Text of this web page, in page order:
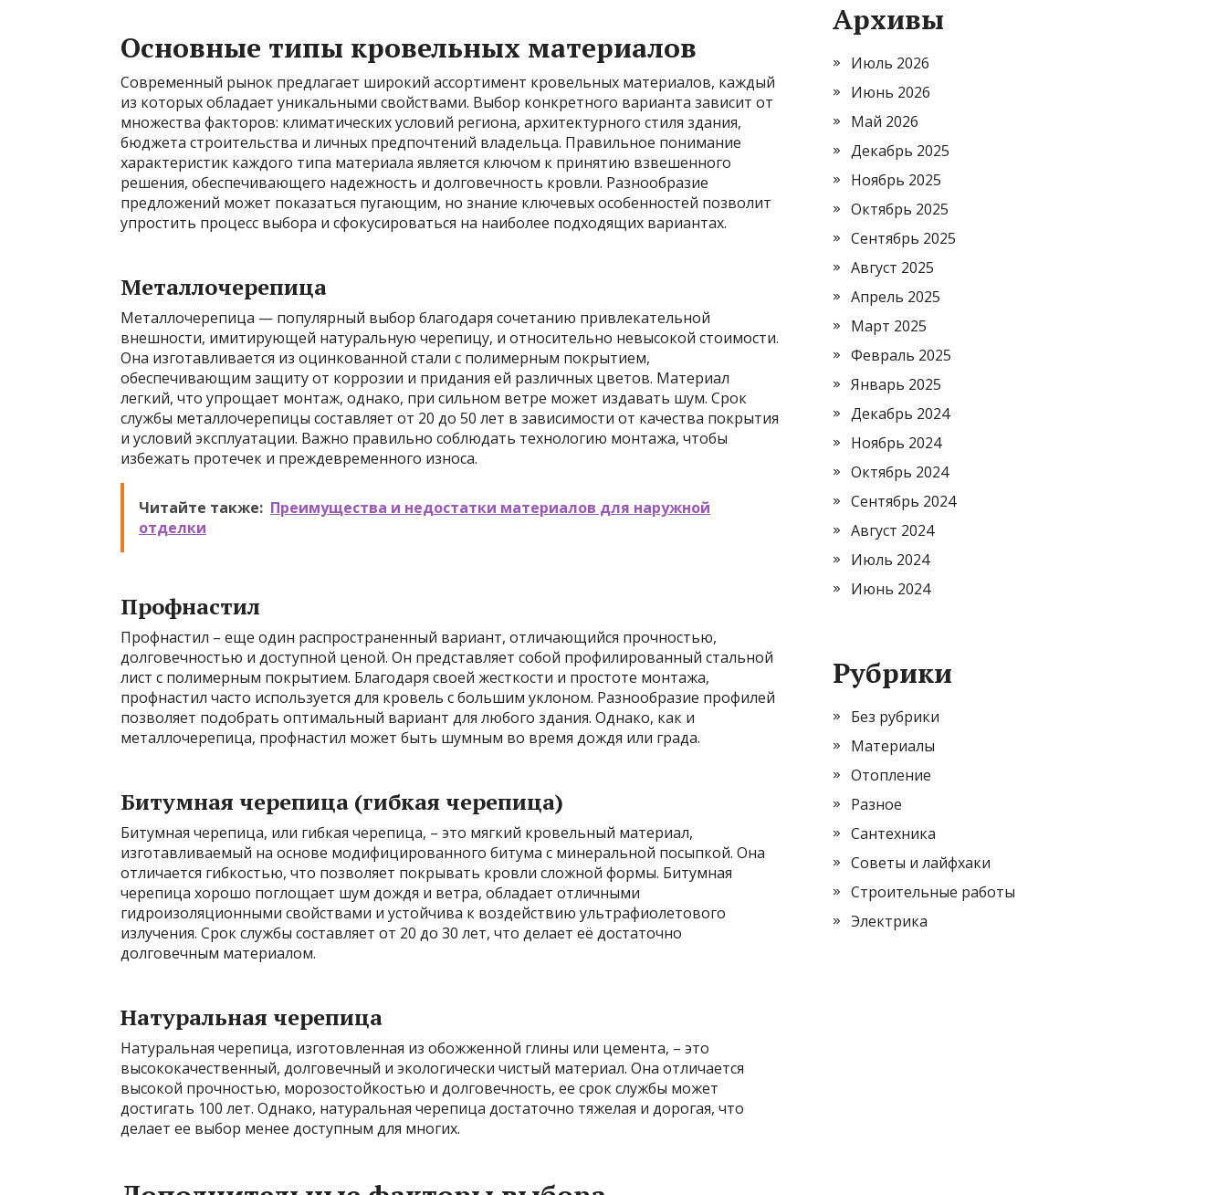
Основные типы кровельных материалов
Современный рынок предлагает широкий ассортимент кровельных материалов, каждый
из которых обладает уникальными свойствами. Выбор конкретного варианта зависит от
множества факторов: климатических условий региона, архитектурного стиля здания,
бюджета строительства и личных предпочтений владельца. Правильное понимание
характеристик каждого типа материала является ключом к принятию взвешенного
решения, обеспечивающего надежность и долговечность кровли. Разнообразие
предложений может показаться пугающим, но знание ключевых особенностей позволит
упростить процесс выбора и сфокусироваться на наиболее подходящих вариантах.
Металлочерепица
Металлочерепица — популярный выбор благодаря сочетанию привлекательной
внешности, имитирующей натуральную черепицу, и относительно невысокой стоимости.
Она изготавливается из оцинкованной стали с полимерным покрытием,
обеспечивающим защиту от коррозии и придания ей различных цветов. Материал
легкий, что упрощает монтаж, однако, при сильном ветре может издавать шум. Срок
службы металлочерепицы составляет от 20 до 50 лет в зависимости от качества покрытия
и условий эксплуатации. Важно правильно соблюдать технологию монтажа, чтобы
избежать протечек и преждевременного износа.
Читайте также: Преимущества и недостатки материалов для наружной
отделки
Профнастил
Профнастил – еще один распространенный вариант, отличающийся прочностью,
долговечностью и доступной ценой. Он представляет собой профилированный стальной
лист с полимерным покрытием. Благодаря своей жесткости и простоте монтажа,
профнастил часто используется для кровель с большим уклоном. Разнообразие профилей
позволяет подобрать оптимальный вариант для любого здания. Однако, как и
металлочерепица, профнастил может быть шумным во время дождя или града.
Битумная черепица (гибкая черепица)
Битумная черепица, или гибкая черепица, – это мягкий кровельный материал,
изготавливаемый на основе модифицированного битума с минеральной посыпкой. Она
отличается гибкостью, что позволяет покрывать кровли сложной формы. Битумная
черепица хорошо поглощает шум дождя и ветра, обладает отличными
гидроизоляционными свойствами и устойчива к воздействию ультрафиолетового
излучения. Срок службы составляет от 20 до 30 лет, что делает её достаточно
долговечным материалом.
Натуральная черепица
Натуральная черепица, изготовленная из обожженной глины или цемента, – это
высококачественный, долговечный и экологически чистый материал. Она отличается
высокой прочностью, морозостойкостью и долговечность, ее срок службы может
достигать 100 лет. Однако, натуральная черепица достаточно тяжелая и дорогая, что
делает ее выбор менее доступным для многих.
Архивы
Июль 2026
Июнь 2026
Май 2026
Декабрь 2025
Ноябрь 2025
Октябрь 2025
Сентябрь 2025
Август 2025
Апрель 2025
Март 2025
Февраль 2025
Январь 2025
Декабрь 2024
Ноябрь 2024
Октябрь 2024
Сентябрь 2024
Август 2024
Июль 2024
Июнь 2024
Рубрики
Без рубрики
Материалы
Отопление
Разное
Сантехника
Советы и лайфхаки
Строительные работы
Электрика